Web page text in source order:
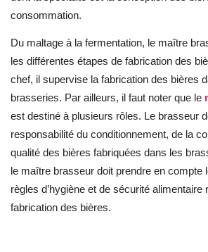
consommation.
Du maltage à la fermentation, le maître
les différentes étapes de fabrication des
chef, il supervise la fabrication des bières
brasseries. Par ailleurs, il faut noter que le
est destiné à plusieurs rôles. Le brasseur
responsabilité du conditionnement, de la
qualité des bières fabriquées dans les
le maître brasseur doit prendre en compte
règles d’hygiène et de sécurité alimentaire
fabrication des bières.